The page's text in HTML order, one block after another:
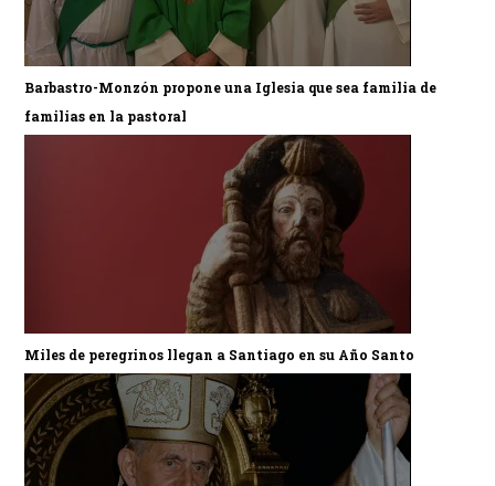
Barbastro-Monzón propone una Iglesia que sea familia de
familias en la pastoral
Miles de peregrinos llegan a Santiago en su Año Santo